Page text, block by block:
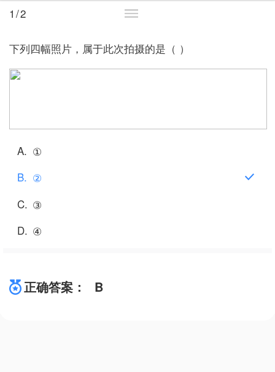
1 /2
下列四幅照片，属于此次拍摄的是（ ）
A ①
B ②
C ③
D ④
正确答案： B